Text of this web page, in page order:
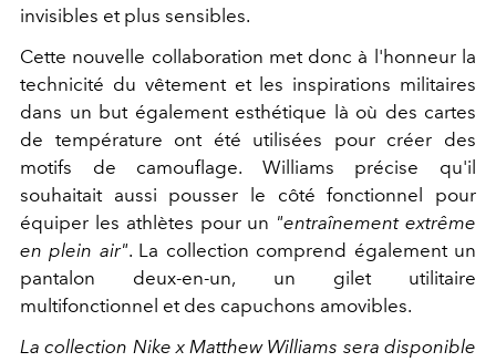
invisibles et plus sensibles.
Cette nouvelle collaboration met donc à l'honneur la
technicité du vêtement et les inspirations militaires
dans un but également esthétique là où des cartes
de température ont été utilisées pour créer des
motifs de camouflage. Williams précise qu'il
souhaitait aussi pousser le côté fonctionnel pour
équiper les athlètes pour un "entraînement extrême
en plein air". La collection comprend également un
pantalon deux-en-un, un gilet utilitaire
multifonctionnel et des capuchons amovibles.
La collection Nike x Matthew Williams sera disponible